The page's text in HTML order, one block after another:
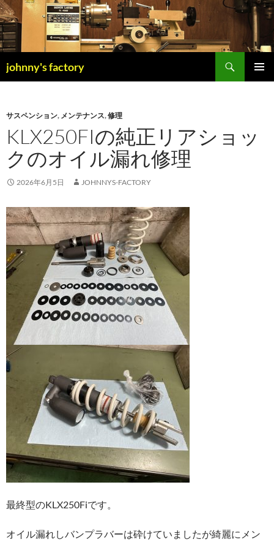
johnny's factory
索
ン
ツ
へ
ス
キ
ッ
サスペンション, メンテナンス,修理
KLX250FIの純正リアショッ
クのオイル漏れ修理
2026年6月5日 JOHNNYS-FACTORY
最終型のKLX250Fiです。
オイル漏れしバンプラバーは砕けていましたが綺麗にメン